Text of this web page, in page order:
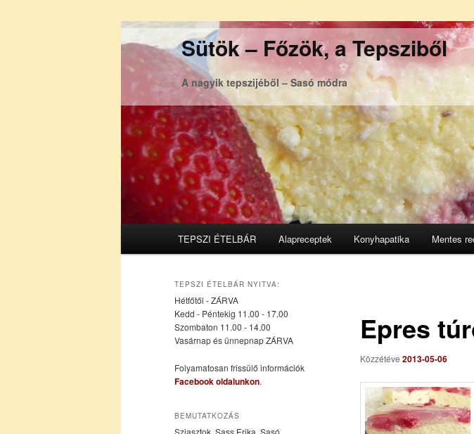
Sütök – Főzök, a Tepsziből
A nagyik tepszijéből – Sasó módra
Tovább
elsődleges
tartalomra
Tovább
másodlagos
tartalomra
TEPSZI ÉTELBÁR Alapreceptek Konyhapatika Mentes
Epres
Közzétéve 2013-05-06
TEPSZI ÉTELBÁR NYITVA:
Hétfőtől - ZÁRVA
Kedd - Péntekig 11.00 - 17.00
Szombaton 11.00 - 14.00
Vasárnap és ünnepnap ZÁRVA
Folyamatosan frissülő információk
Facebook oldalunkon.
BEMUTATKOZÁS